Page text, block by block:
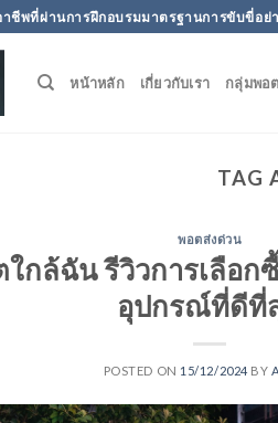
ชีพที่ผ่านการฝึกอบรมมาตรฐานการขับขี่อย่
หน้าหลัก เกี่ยวกับเรา กลุ่มพอ
TAG
พอตส่งด่วน
กล้ฉัน รีวิวการเลือ
อุปกรณ์ที่ดีที่
POSTED ON 15/12/2024 BY